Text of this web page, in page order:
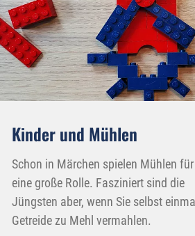
Kinder und Mühlen
Schon in Märchen spielen Mühlen
eine große Rolle. Fasziniert sind die
Jüngsten aber, wenn Sie selbst einmal
Getreide zu Mehl vermahlen.